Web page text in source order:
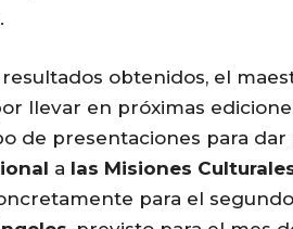
resultados obtenidos, el
llevar en próximas
de presentaciones para dar
a las Misiones
para el